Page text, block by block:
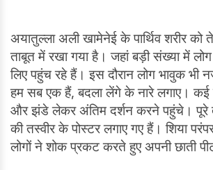
अयातुल्ला अली खामेनेई के पार्थिव शरीर को
ताबूत में रखा गया है। जहां बड़ी संख्या में
लिए पहुंच रहे हैं। इस दौरान लोग भावुक भी
हम सब एक हैं, बदला लेंगे के नारे लगाए। कई
और झंडे लेकर अंतिम दर्शन करने पहुंचे। पूरे
की तस्वीर के पोस्टर लगाए गए हैं। शिया
लोगों ने शोक प्रकट करते हुए अपनी छाती